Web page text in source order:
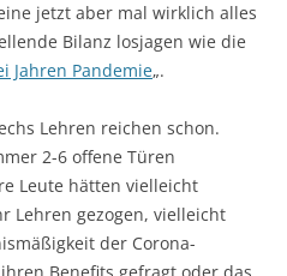
jetzt aber mal wirklich alles
Bilanz losjagen wie die
Jahren Pandemie„.
Lehren reichen schon.
2-6 offene Türen
Leute hätten vielleicht
Lehren gezogen, vielleicht
der Corona-